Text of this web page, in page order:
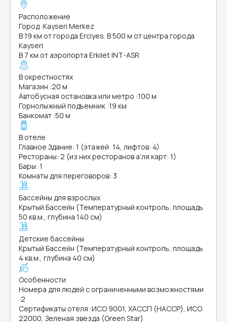
Расположение
Город :Kayseri Merkez
В 19 км от города Erciyes. В 500 м от центра города
Kayseri
В 7 км от аэропорта Erkilet INT-ASR
В окрестностях
Магазин :20 м
Автобусная остановка или метро :100 м
Горнолыжный подъемник :19 км
Банкомат :50 м
В отеле
Главное Здание: 1 (этажей: 14, лифтов: 4)
Рестораны: 2 (из них ресторанов а’ля карт: 1)
Бары: 1
Комнаты для переговоров: 3
Бассейны для взрослых
Крытый Бассейн (Температурный контроль, площадь
50 кв.м., глубина 140 см)
Детские бассейны
Крытый Бассейн (Температурный контроль, площадь
4 кв.м., глубина 40 см)
Особенности
Номера для людей с ограниченными возможностями
:2
Сертификаты отеля :ИСО 9001, ХАССП (HACCP), ИСО
22000, Зеленая звезда (Green Star)